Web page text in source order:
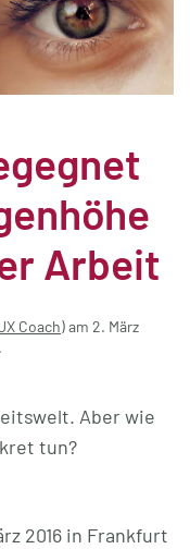
Arbeit
Coach)am 2. März
.
Aber wie
tun?
2016 in Frankfurt